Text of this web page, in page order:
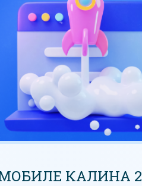
КАЛИНА 2